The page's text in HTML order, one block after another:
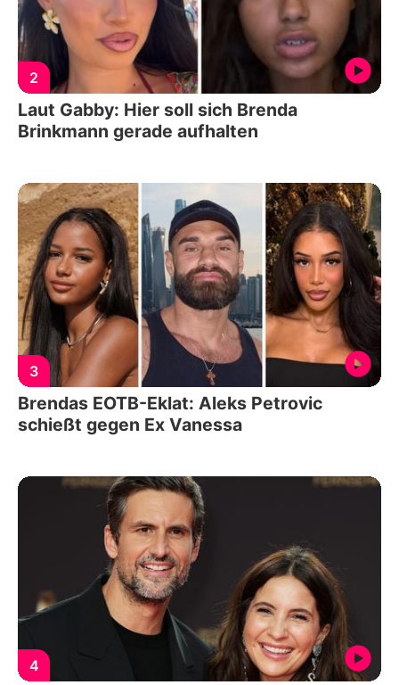
2
Laut Gabby: Hier soll sich Brenda
Brinkmann gerade aufhalten
3
Brendas EOTB-Eklat: Aleks Petrovic
schießt gegen Ex Vanessa
4